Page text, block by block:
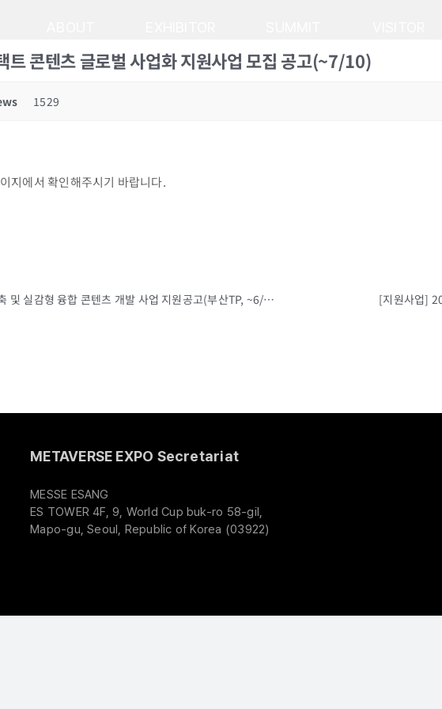
콘텐츠 글로벌 사업화 지원사업 모집 공고(~7/10)
1529
지에서 확인해주시기 바랍니다.
[지원사업] 첨단 해양산업 오픈랩 구축 및 실감형 융합 콘텐츠 개발 사업 지원공고(부산TP, ~6/30까지)
METAVERSE EXPO Secretariat
MESSE ESANG
ES TOWER 4F, 9, World Cup buk-ro 58-gil,
Mapo-gu, Seoul, Republic of Korea (03922)